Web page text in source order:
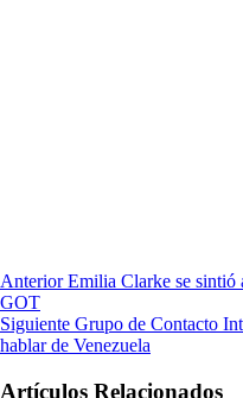
Anterior Emilia Clarke se sintió
GOT
Siguiente Grupo de Contacto
hablar de Venezuela
Artículos Relacionados